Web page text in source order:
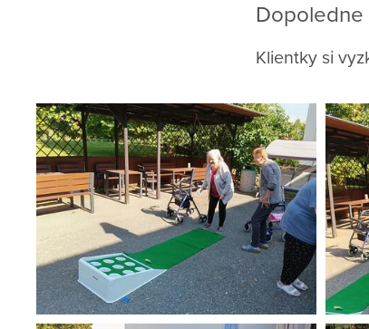
Dopoledne
Klientky si